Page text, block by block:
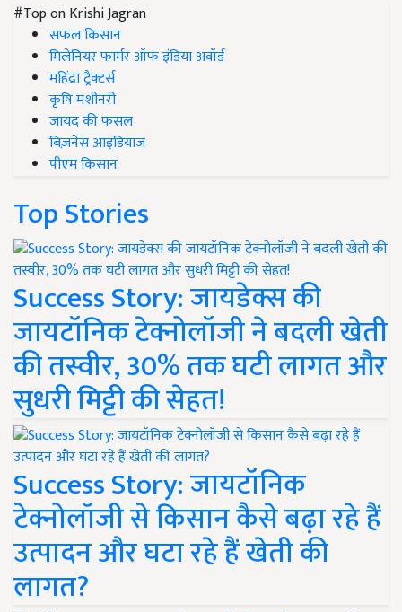
#Top on Krishi Jagran
सफल किसान
मिलेनियर फार्मर ऑफ इंडिया अवॉर्ड
महिंद्रा ट्रैक्टर्स
कृषि मशीनरी
जायद की फसल
बिज़नेस आइडियाज
पीएम किसान
Top Stories
Success Story: जायडेक्स की
जायटॉनिक टेक्नोलॉजी ने बदली खेती
की तस्वीर, 30% तक घटी लागत और
सुधरी मिट्टी की सेहत!
Success Story: जायटॉनिक
टेक्नोलॉजी से किसान कैसे बढ़ा रहे हैं
उत्पादन और घटा रहे हैं खेती की
लागत?